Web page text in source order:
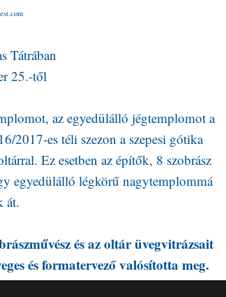
Tátrában
25.-től
az egyedülálló jégtemplomot a
2017-es téli szezon a szepesi gótika
Ez esetben az építők, 8 szobrász
egyedülálló légkörű nagytemplommá
át.
és az oltár üvegvitrázsait
és formatervező valósította meg.